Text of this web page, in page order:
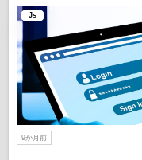
Js
9か月前